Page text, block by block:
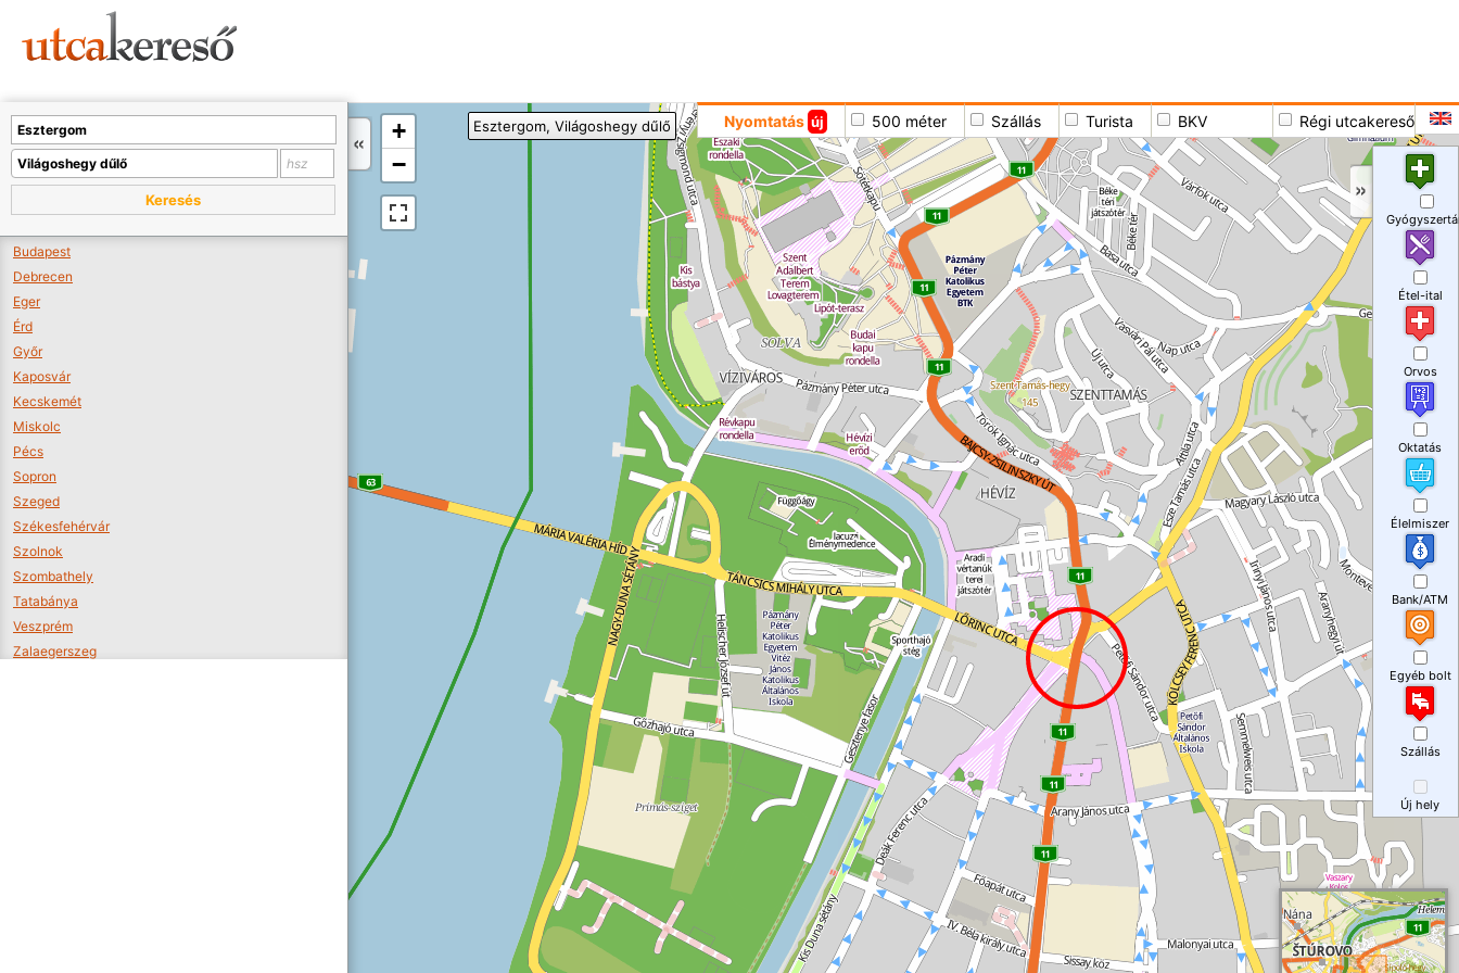
+
−
Nyomtatás új 500 méter Szállás Turista BKV Régi utcakereső
Esztergom, Világoshegy dűlő
Keresés
Budapest
Debrecen
Eger
Érd
Győr
Kaposvár
Kecskemét
Miskolc
Pécs
Sopron
Szeged
Székesfehérvár
Szolnok
Szombathely
Tatabánya
Veszprém
Zalaegerszeg
Étel-ital
Orvos
Oktatás
Élelmiszer
Bank/ATM
Egyéb bolt
Szállás
Új hely
A térképet kicsinyíteni kell, hogy látszódjanak a boltok.
Boltok látszódjanak >>